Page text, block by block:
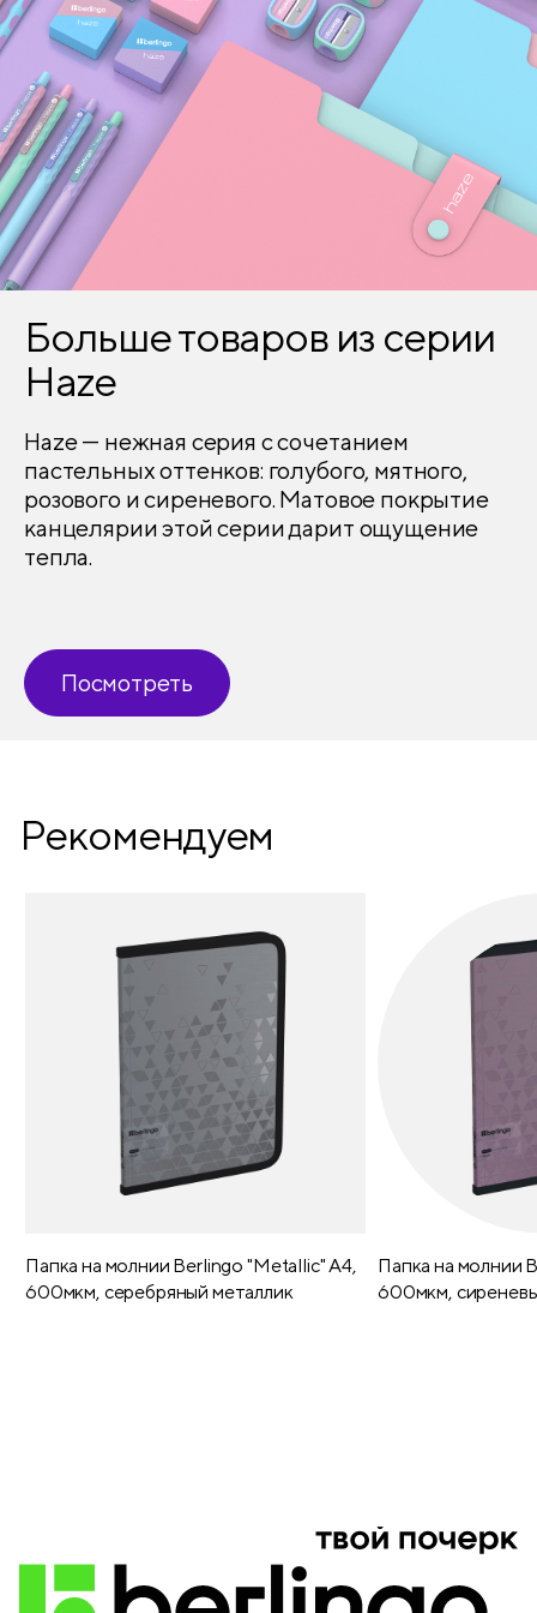
Больше товаров из серии
Haze
Haze — нежная серия с сочетанием
пастельных оттенков: голубого, мятного,
розового и сиреневого. Матовое покрытие
канцелярии этой серии дарит ощущение
тепла.
Посмотреть
Рекомендуем
Папка на молнии Berlingo "Metallic" А4,
600мкм, серебряный металлик
Папка на молнии
600мкм,